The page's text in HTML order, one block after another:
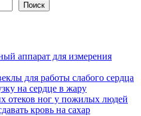
Поиск
аппарат для измерения
для работы слабого сердца
на сердце в жару
отеков ног у пожилых людей
кровь на сахар